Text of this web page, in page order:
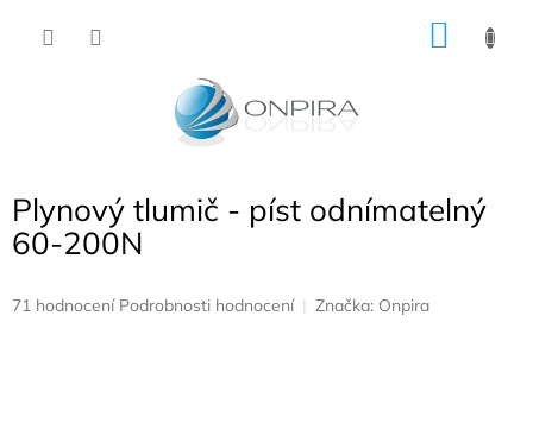
Plynový tlumič - píst odnímatelný
60-200N
Průměrné
71 hodnocení Podrobnosti hodnocení Značka: Onpira